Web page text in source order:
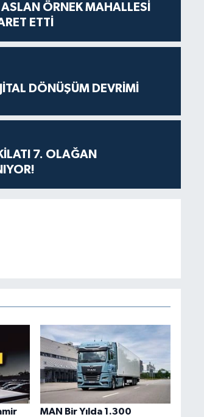
ÖRNEK MAHALLESİ
ETTİ
DÖNÜŞÜM DEVRİMİ
7. OLAĞAN
MAN Bir Yılda 1.300